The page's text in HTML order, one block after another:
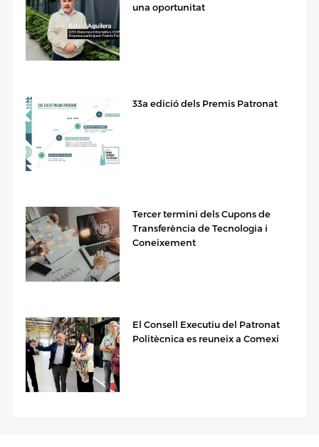
una oportunitat
33a edició dels Premis Patronat
Tercer termini dels Cupons de
Transferència de Tecnologia i
Coneixement
El Consell Executiu del Patronat
Politècnica es reuneix a Comexi